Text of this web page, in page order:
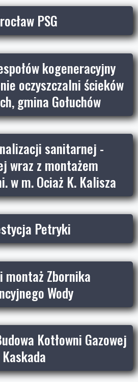
PSG
kogeneracyjny
oczyszczalni ścieków
gmina Gołuchów
sanitarnej -
wraz z montażem
w m. Ociaż K. Kalisza
Petryki
montaż Zbornika
Wody
Kotłowni Gazowej
Kaskada